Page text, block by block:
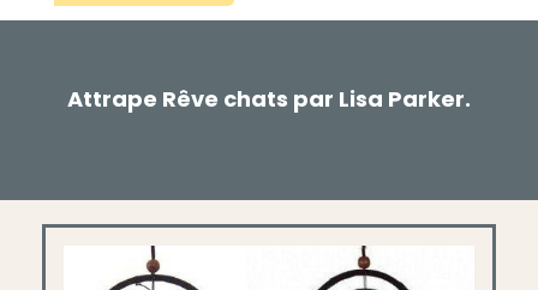
Attrape Rêve chats par Lisa Parker.